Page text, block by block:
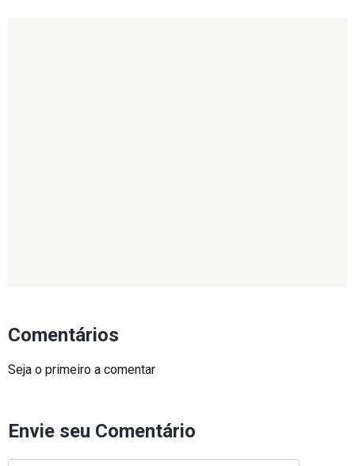
Comentários
Seja o primeiro a comentar
Envie seu Comentário